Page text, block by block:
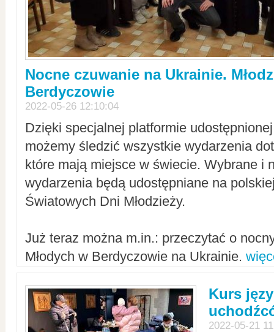
Nocne czuwanie na Ukrainie.
Berdyczowie
2022-05-26 12:10:04
Dzięki specjalnej platformie
możemy śledzić wszystkie wydarzenia
które mają miejsce w świecie. Wybrane i
wydarzenia będą udostępniane na
Światowych Dni Młodzieży.
Już teraz można m.in.: przeczytać o
Młodych w Berdyczowie na Ukrainie.
Kurs
2022-05-21